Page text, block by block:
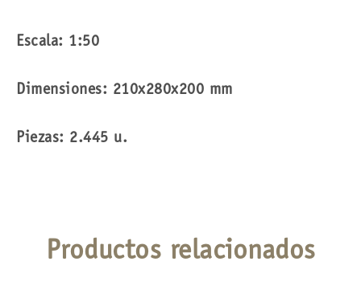
Escala: 1:50
Dimensiones: 210x280x200 mm
Piezas: 2.445 u.
Productos relacionados